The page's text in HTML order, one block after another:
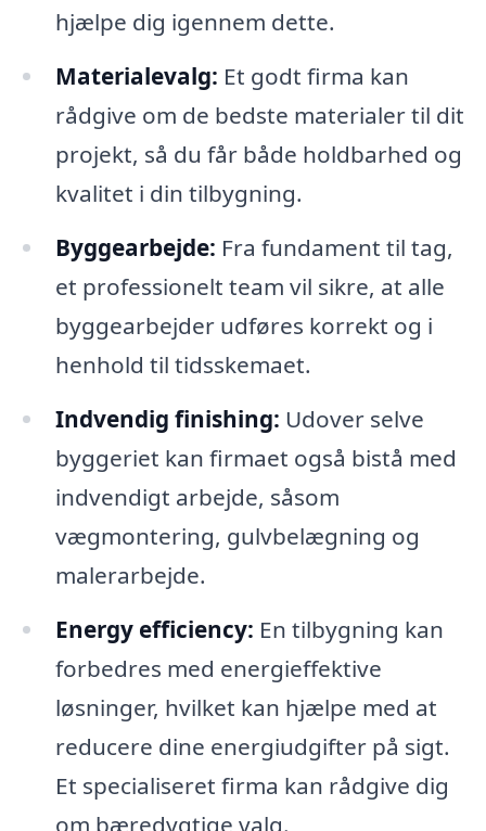
hjælpe dig igennem dette.
Materialevalg: Et godt firma kan
rådgive om de bedste materialer til dit
projekt, så du får både holdbarhed og
kvalitet i din tilbygning.
Byggearbejde: Fra fundament til tag,
et professionelt team vil sikre, at alle
byggearbejder udføres korrekt og i
henhold til tidsskemaet.
Indvendig finishing: Udover selve
byggeriet kan firmaet også bistå med
indvendigt arbejde, såsom
vægmontering, gulvbelægning og
malerarbejde.
Energy efficiency: En tilbygning kan
forbedres med energieffektive
løsninger, hvilket kan hjælpe med at
reducere dine energiudgifter på sigt.
Et specialiseret firma kan rådgive dig
om bæredygtige valg.